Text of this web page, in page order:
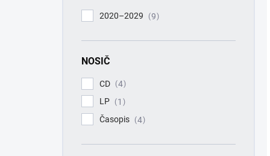
2020–2029 9
NOSIČ
CD
4
LP
1
Časopis
4